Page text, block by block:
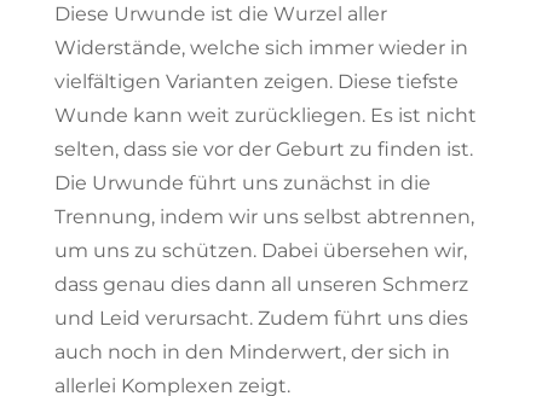
Diese Urwunde ist die Wurzel aller
Widerstände, welche sich immer wieder in
vielfältigen Varianten zeigen. Diese tiefste
Wunde kann weit zurückliegen. Es ist nicht
selten, dass sie vor der Geburt zu finden ist.
Die Urwunde führt uns zunächst in die
Trennung, indem wir uns selbst abtrennen,
um uns zu schützen. Dabei übersehen wir,
dass genau dies dann all unseren Schmerz
und Leid verursacht. Zudem führt uns dies
auch noch in den Minderwert, der sich in
allerlei Komplexen zeigt.